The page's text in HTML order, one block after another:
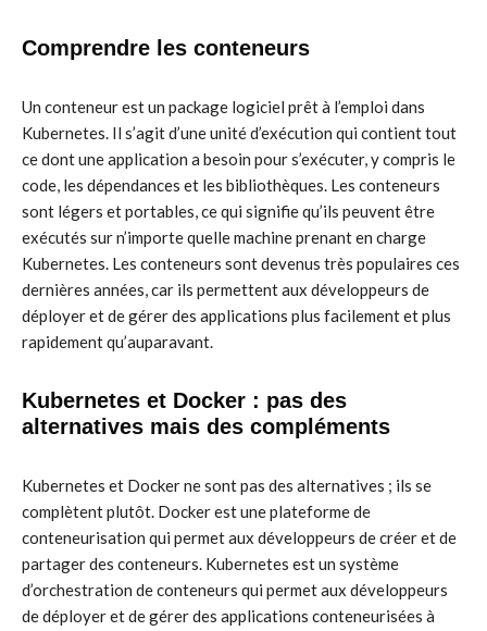
Comprendre les conteneurs
Un conteneur est un package logiciel prêt à l’emploi dans
Kubernetes. Il s’agit d’une unité d’exécution qui contient tout
ce dont une application a besoin pour s’exécuter, y compris le
code, les dépendances et les bibliothèques. Les conteneurs
sont légers et portables, ce qui signifie qu’ils peuvent être
exécutés sur n’importe quelle machine prenant en charge
Kubernetes. Les conteneurs sont devenus très populaires ces
dernières années, car ils permettent aux développeurs de
déployer et de gérer des applications plus facilement et plus
rapidement qu’auparavant.
Kubernetes et Docker : pas des
alternatives mais des compléments
Kubernetes et Docker ne sont pas des alternatives ; ils se
complètent plutôt. Docker est une plateforme de
conteneurisation qui permet aux développeurs de créer et de
partager des conteneurs. Kubernetes est un système
d’orchestration de conteneurs qui permet aux développeurs
de déployer et de gérer des applications conteneurisées à